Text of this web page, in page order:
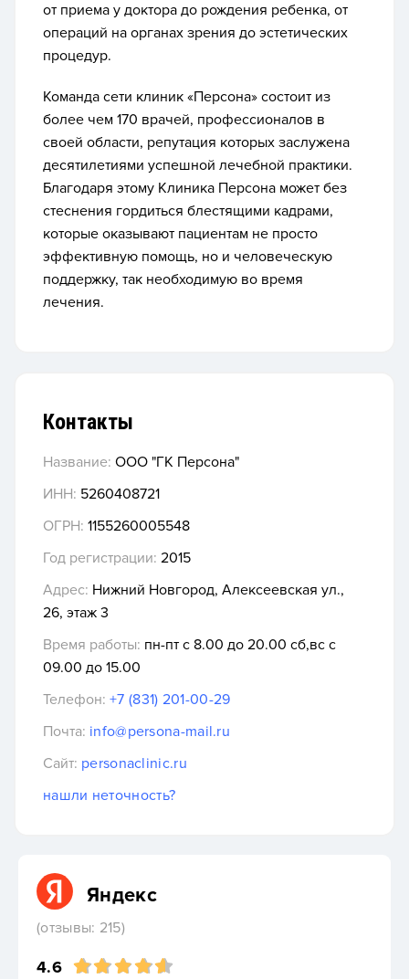
от приема у доктора до рождения ребенка, от
операций на органах зрения до эстетических
процедур.
Команда сети клиник «Персона» состоит из
более чем 170 врачей, профессионалов в
своей области, репутация которых заслужена
десятилетиями успешной лечебной практики.
Благодаря этому Клиника Персона может без
стеснения гордиться блестящими кадрами,
которые оказывают пациентам не просто
эффективную помощь, но и человеческую
поддержку, так необходимую во время
лечения.
Контакты
Название: ООО "ГК Персона"
ИНН: 5260408721
ОГРН: 1155260005548
Год регистрации: 2015
Адрес: Нижний Новгород, Алексеевская ул.,
26, этаж 3
Время работы: пн-пт с 8.00 до 20.00 сб,вс с
09.00 до 15.00
Телефон: +7 (831) 201-00-29
Почта: info@persona-mail.ru
Сайт: personaclinic.ru
нашли неточность?
Яндекс
(отзывы: 215)
4.6